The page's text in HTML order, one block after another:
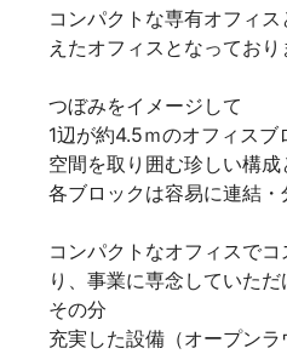
コンパクトな専有オフィ
えたオフィスとなっており
つぼみをイメージして
1辺が約4.5ｍのオフィス
空間を取り囲む珍しい構成
各ブロックは容易に連結
コンパクトなオフィスで
り、事業に専念していただ
その分
充実した設備（オープン